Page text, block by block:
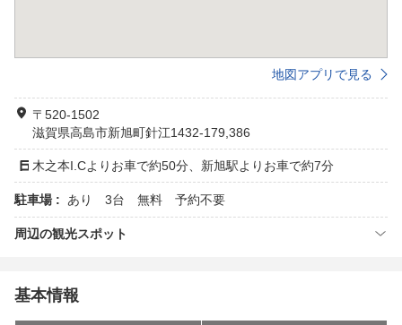
地図アプリで見る
〒520-1502
滋賀県高島市新旭町針江1432-179,386
木之本I.Cよりお車で約50分、新旭駅よりお車で約7分
駐車場 : あり 3台 無料 予約不要
周辺の観光スポット
基本情報